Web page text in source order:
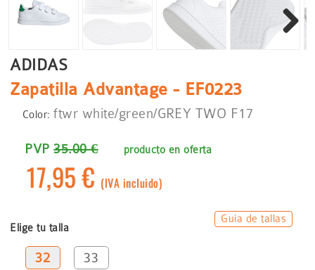
ADIDAS
Zapatilla Advantage - EF0223
Color: ftwr white/green/GREY TWO F17
PVP35.00 € producto en oferta
17,95 € (IVA incluido)
Guía de tallas
Elige tu talla
32 33